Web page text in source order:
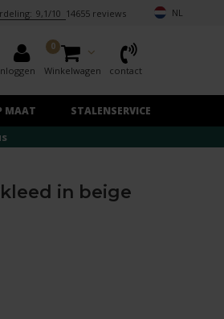
9,1/10 14655 reviews NL
0
Winkelwagen contact
MAAT STALENSERVICE
in beige